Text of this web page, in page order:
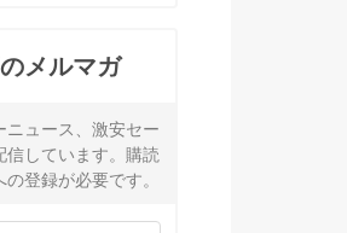
メルマガ
ュース、激安セー
信しています。購読
登録が必要です。